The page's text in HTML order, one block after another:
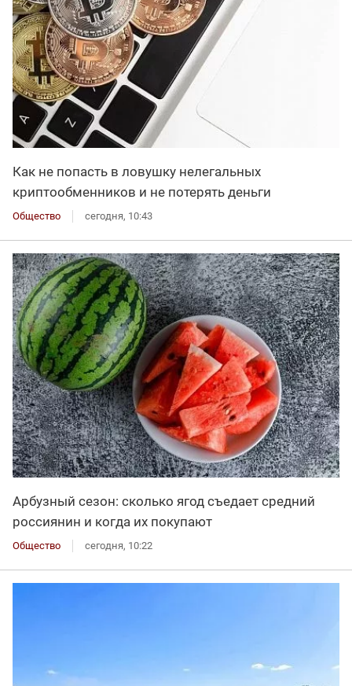
Как не попасть в ловушку нелегальных
криптообменников и не потерять деньги
Общество сегодня, 10:43
Арбузный сезон: сколько ягод съедает средний
россиянин и когда их покупают
Общество сегодня, 10:22